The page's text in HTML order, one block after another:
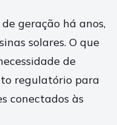
geração há anos,
solares. O que
de
regulatório para
conectados às